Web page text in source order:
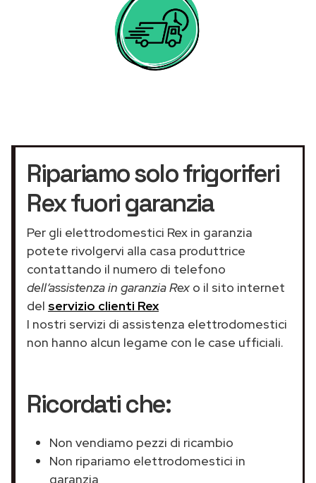
Ripariamo solo frigoriferi
Rex fuori garanzia
Per gli elettrodomestici Rex in garanzia
potete rivolgervi alla casa produttrice
contattando il numero di telefono
dell’assistenza in garanzia Rex o il sito internet
del servizio clienti Rex
I nostri servizi di assistenza elettrodomestici
non hanno alcun legame con le case ufficiali.
Ricordati che:
Non vendiamo pezzi di ricambio
Non ripariamo elettrodomestici in
garanzia